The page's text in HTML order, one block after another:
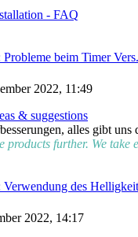
- FAQ
Probleme beim Timer
2022, 11:49
& suggestions
alles gibt
further. We take
Verwendung des
2022, 14:17